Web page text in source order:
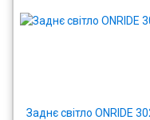
Заднє світло ONRIDE